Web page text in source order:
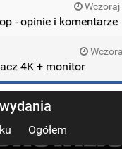
Wczoraj
- opinie i komentarze
4K + monitor
Ogółem